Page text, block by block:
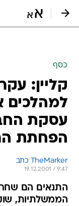
כסף
קליין:
למהלכים
עסקת
הפחתת
TheMarker כתב
19.12.2001 / 9:47
התנאים הם
הממשלתיות,